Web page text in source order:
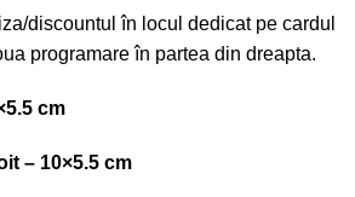
discountul în locul dedicat pe cardul
programare în partea din dreapta.
cm
– 10×5.5 cm